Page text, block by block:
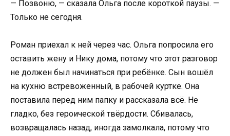
— Позвоню, — сказала Ольга после короткой паузы. —
Только не сегодня.
Роман приехал к ней через час. Ольга попросила его
оставить жену и Нику дома, потому что этот разговор
не должен был начинаться при ребёнке. Сын вошёл
на кухню встревоженный, в рабочей куртке. Она
поставила перед ним папку и рассказала всё. Не
гладко, без героической твёрдости. Сбивалась,
возвращалась назад, иногда замолкала, потому что